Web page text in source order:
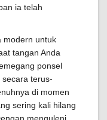
ia telah
modern untuk
tangan Anda
ponsel
terus-
di momen
sering kali hilang